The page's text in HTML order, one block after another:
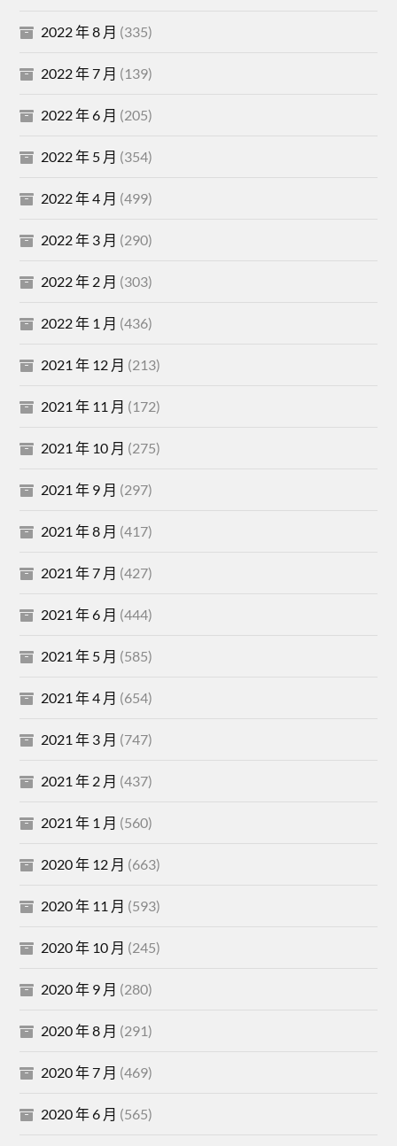
2022 年 8 月 (335)
2022 年 7 月 (139)
2022 年 6 月 (205)
2022 年 5 月 (354)
2022 年 4 月 (499)
2022 年 3 月 (290)
2022 年 2 月 (303)
2022 年 1 月 (436)
2021 年 12 月 (213)
2021 年 11 月 (172)
2021 年 10 月 (275)
2021 年 9 月 (297)
2021 年 8 月 (417)
2021 年 7 月 (427)
2021 年 6 月 (444)
2021 年 5 月 (585)
2021 年 4 月 (654)
2021 年 3 月 (747)
2021 年 2 月 (437)
2021 年 1 月 (560)
2020 年 12 月 (663)
2020 年 11 月 (593)
2020 年 10 月 (245)
2020 年 9 月 (280)
2020 年 8 月 (291)
2020 年 7 月 (469)
2020 年 6 月 (565)